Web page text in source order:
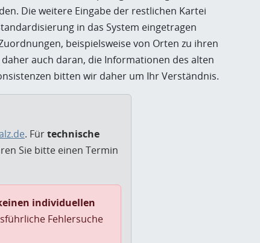
Die weitere Eingabe der restlichen Kartei
in das System eingetragen
beispielsweise von Orten zu ihren
auch daran, die Informationen des alten
bitten wir daher um Ihr Verständnis.
. Fürtechnische
Sie bitte einen Termin
individuellen
Fehlersuche